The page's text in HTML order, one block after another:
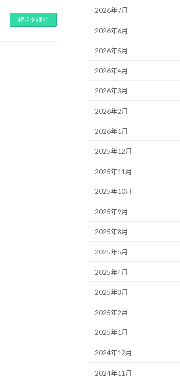
続きを読む
2026年7月
2026年6月
2026年5月
2026年4月
2026年3月
2026年2月
2026年1月
2025年12月
2025年11月
2025年10月
2025年9月
2025年8月
2025年5月
2025年4月
2025年3月
2025年2月
2025年1月
2024年12月
2024年11月